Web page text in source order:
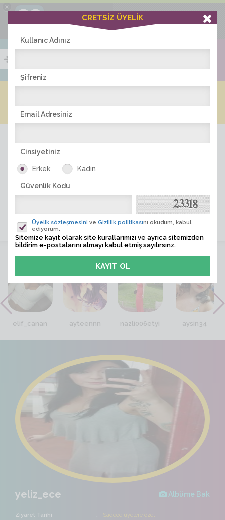
×
Ciddiask Uygulaması
+1 Hafta Gold Üyelik Kazan
Bedava - com.ciddi.ask
İNDİR
ÜYE ARA
VİTRİN
elif_canan ayteennn nazli006etyi aysin34
yeliz_ece Albüme Bak
Ziyaret Tarihi Sadece üyelere özel
CRETSİZ ÜYELİK
Kullanıc Adınız
Şifreniz
Email Adresiniz
Cinsiyetiniz
Erkek Kadın
Güvenlik Kodu
Üyelik sözleşmesini ve Gizlilik politikasını okudum, kabul
ediyorum.
Sitemize kayıt olarak site kurallarımızı ve ayrıca sitemizden
bildirim e-postalarını almayı kabul etmiş sayılırsınz.